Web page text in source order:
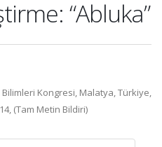
“Abluka”
Kongresi, Malatya, Türkiye,
(Tam Metin Bildiri)